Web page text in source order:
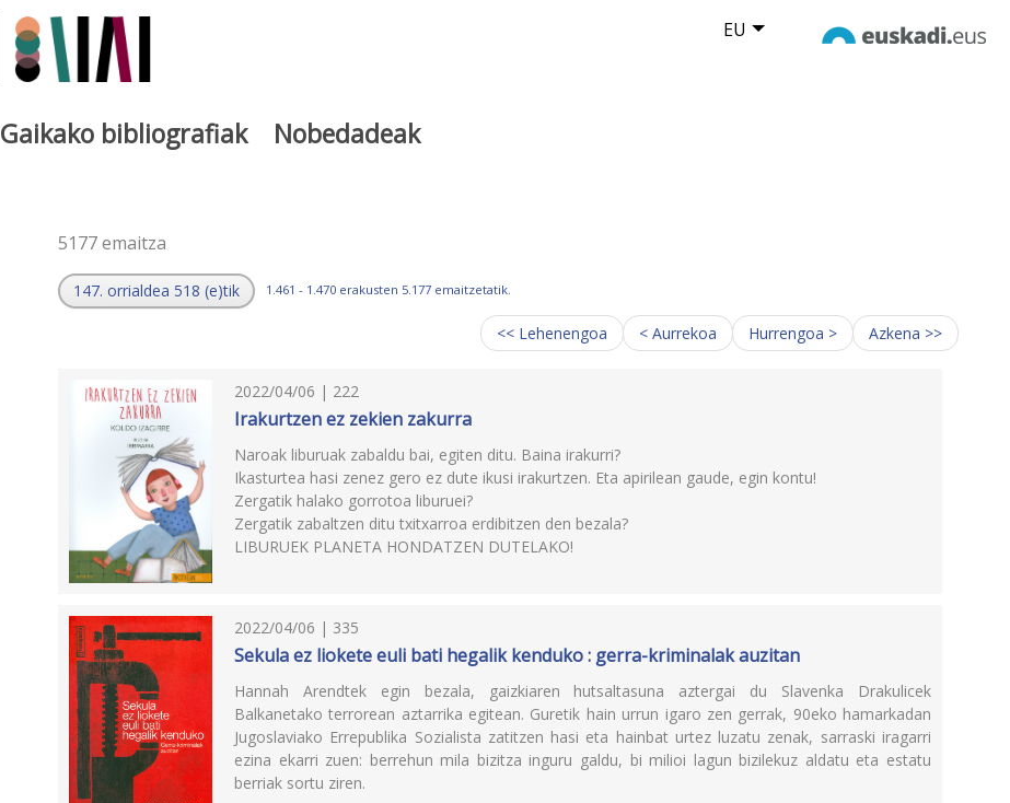
EU
Gaikako bibliografiak Nobedadeak
5177 emaitza
147. orrialdea 518 (e)tik 1.461 - 1.470 erakusten 5.177 emaitzetatik.
<< Lehenengoa < Aurrekoa Hurrengoa > Azkena >>
2022/04/06 | 222
Irakurtzen ez zekien zakurra
Naroak liburuak zabaldu bai, egiten ditu. Baina irakurri?
Ikasturtea hasi zenez gero ez dute ikusi irakurtzen. Eta apirilean gaude, egin kontu!
Zergatik halako gorrotoa liburuei?
Zergatik zabaltzen ditu txitxarroa erdibitzen den bezala?
LIBURUEK PLANETA HONDATZEN DUTELAKO!
2022/04/06 | 335
Sekula ez liokete euli bati hegalik kenduko : gerra-kriminalak auzitan
Hannah Arendtek egin bezala, gaizkiaren hutsaltasuna aztergai du Slavenka Drakulicek
Balkanetako terrorean aztarrika egitean. Guretik hain urrun igaro zen gerrak, 90eko hamarkadan
Jugoslaviako Errepublika Sozialista zatitzen hasi eta hainbat urtez luzatu zenak, sarraski iragarri
ezina ekarri zuen: berrehun mila bizitza inguru galdu, bi milioi lagun bizilekuz aldatu eta estatu
berriak sortu ziren.